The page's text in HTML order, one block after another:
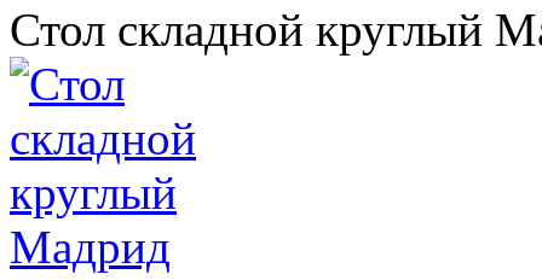
Стол складной круглый